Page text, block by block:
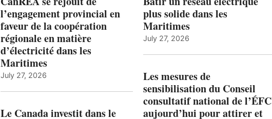
l’engagement provincial en
faveur de la coopération
régionale en matière
d’électricité dans les
Maritimes
July 27, 2026
Le Canada investit dans le
plus solide dans les
Maritimes
July 27, 2026
Les mesures de
sensibilisation du Conseil
consultatif national de l’ÉFC
aujourd’hui pour attirer et